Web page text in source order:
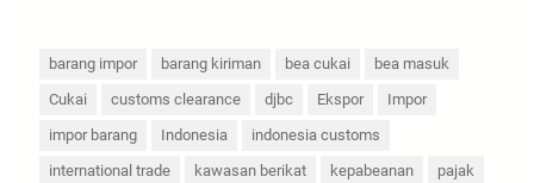
barang impor barang kiriman bea cukai
bea masuk
Cukai
customs clearance djbc Ekspor
Impor
impor barang
Indonesia
indonesia customs
international trade
kawasan berikat kepabeanan
pajak